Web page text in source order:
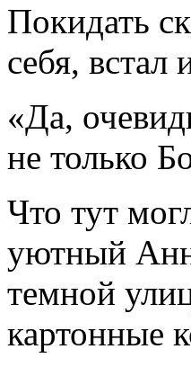
Покидать
себя, встал
«Да,
не только
Что тут
уютный
темной
картонные